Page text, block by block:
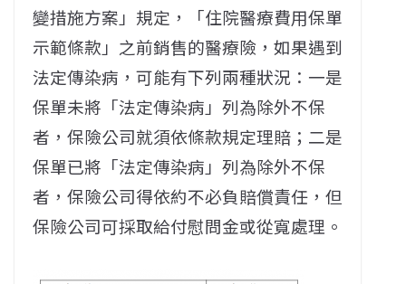
變措施方案」規定，「住院醫療費用保單
示範條款」之前銷售的醫療險，如果遇到
法定傳染病，可能有下列兩種狀況：一是
保單未將「法定傳染病」列為除外不保
者，保險公司就須依條款規定理賠；二是
保單已將「法定傳染病」列為除外不保
者，保險公司得依約不必負賠償責任，但
保險公司可採取給付慰問金或從寬處理。